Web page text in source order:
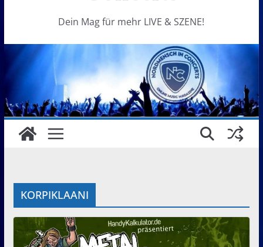
Dein Mag für mehr LIVE & SZENE!
KORPIKLAANI